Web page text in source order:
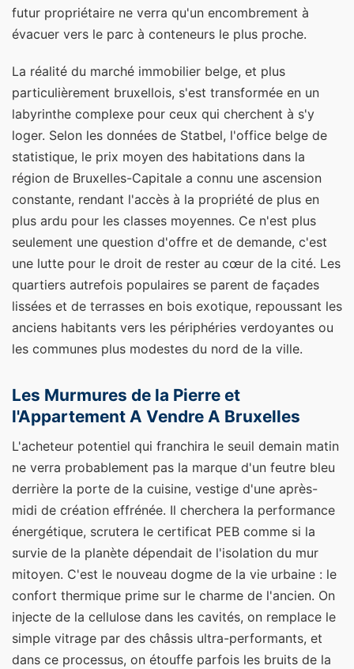
futur propriétaire ne verra qu'un encombrement à
évacuer vers le parc à conteneurs le plus proche.
La réalité du marché immobilier belge, et plus
particulièrement bruxellois, s'est transformée en un
labyrinthe complexe pour ceux qui cherchent à s'y
loger. Selon les données de Statbel, l'office belge de
statistique, le prix moyen des habitations dans la
région de Bruxelles-Capitale a connu une ascension
constante, rendant l'accès à la propriété de plus en
plus ardu pour les classes moyennes. Ce n'est plus
seulement une question d'offre et de demande, c'est
une lutte pour le droit de rester au cœur de la cité. Les
quartiers autrefois populaires se parent de façades
lissées et de terrasses en bois exotique, repoussant les
anciens habitants vers les périphéries verdoyantes ou
les communes plus modestes du nord de la ville.
Les Murmures de la Pierre et
l'Appartement A Vendre A Bruxelles
L'acheteur potentiel qui franchira le seuil demain matin
ne verra probablement pas la marque d'un feutre bleu
derrière la porte de la cuisine, vestige d'une après-
midi de création effrénée. Il cherchera la performance
énergétique, scrutera le certificat PEB comme si la
survie de la planète dépendait de l'isolation du mur
mitoyen. C'est le nouveau dogme de la vie urbaine : le
confort thermique prime sur le charme de l'ancien. On
injecte de la cellulose dans les cavités, on remplace le
simple vitrage par des châssis ultra-performants, et
dans ce processus, on étouffe parfois les bruits de la